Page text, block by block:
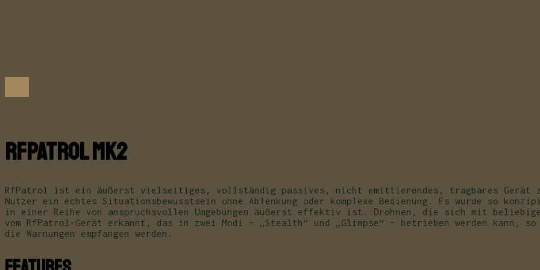
RfPatrol Mk2
RfPatrol ist ein äußerst vielseitiges, vollständig passives, nicht emittierendes, tragbares Gerät zur
Nutzer ein echtes Situationsbewusstsein ohne Ablenkung oder komplexe Bedienung. Es wurde so
in einer Reihe von anspruchsvollen Umgebungen äußerst effektiv ist. Drohnen, die sich mit
vom RfPatrol-Gerät erkannt, das in zwei Modi – „Stealth“ und „Glimpse“ – betrieben werden kann,
die Warnungen empfangen werden.